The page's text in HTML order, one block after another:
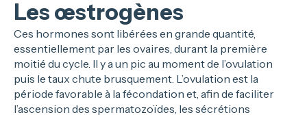
Les œstrogènes
Ces hormones sont libérées en grande quantité,
essentiellement par les ovaires, durant la première
moitié du cycle. Il y a un pic au moment de l’ovulation
puis le taux chute brusquement. L’ovulation est la
période favorable à la fécondation et, afin de faciliter
l’ascension des spermatozoïdes, les sécrétions